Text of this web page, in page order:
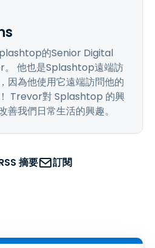
的Senior Digital
他也是Splashtop遠端訪
因為他使用它遠端訪問他的
Trevor對 Splashtop 的興
善我們日常生活的興趣。
摘要 訂閱